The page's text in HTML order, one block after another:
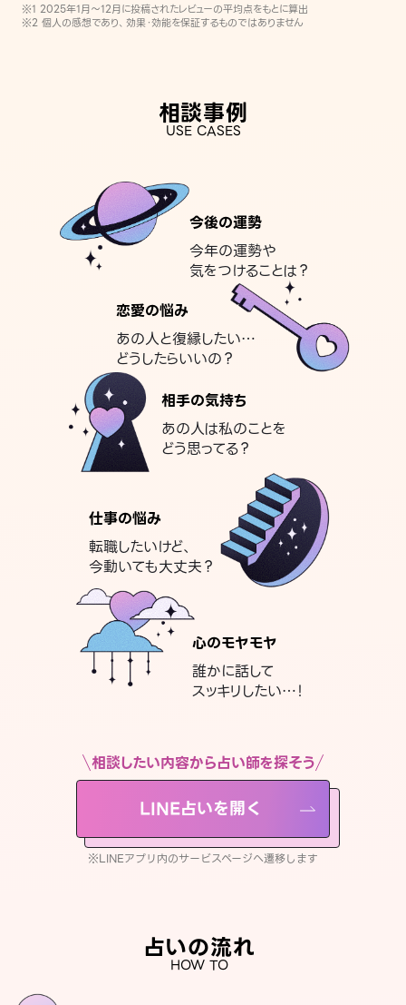
※1 2025年1月〜12月に投稿されたレビューの平均点をもとに算出
※2 個人の感想であり、効果・効能を保証するものではありません
相談事例
USE CASES
今後の運勢
今年の運勢や
気をつけることは？
恋愛の悩み
あの人と復縁したい…
どうしたらいいの？
相手の気持ち
あの人は私のことを
どう思ってる？
仕事の悩み
転職したいけど、
今動いても大丈夫？
心のモヤモヤ
誰かに話して
スッキリしたい…！
相談したい内容から占い師を探そう
LINE占いを開く
※LINEアプリ内のサービスページへ遷移します
占いの流れ
HOW TO